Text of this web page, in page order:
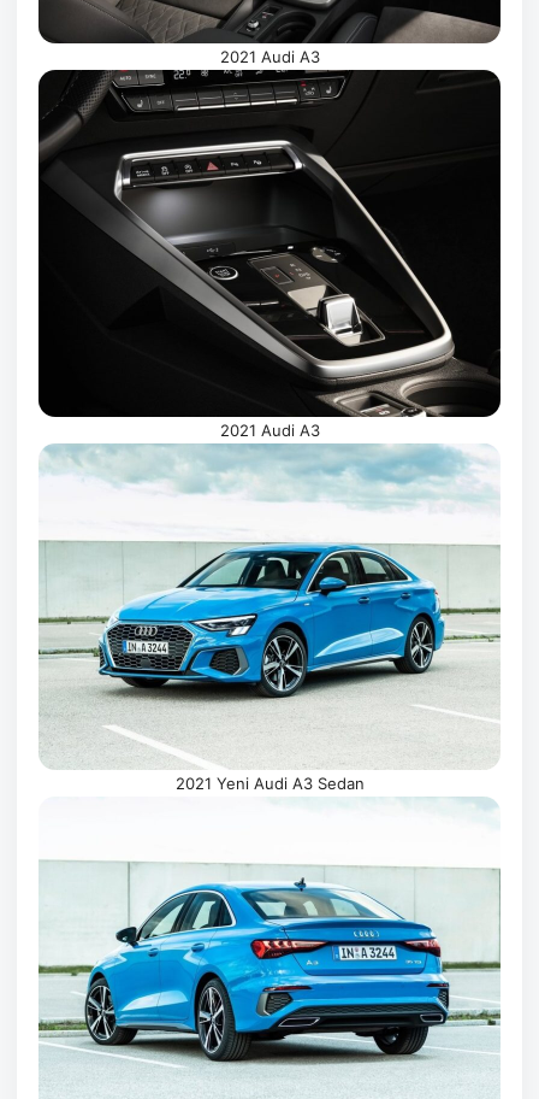
2021 Audi A3
2021 Audi A3
2021 Yeni Audi A3 Sedan